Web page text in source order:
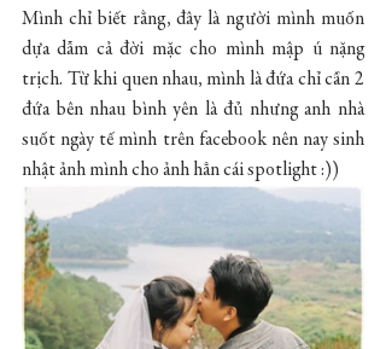
Mình chỉ biết rằng, đây là người mình muốn
dựa dẫm cả đời mặc cho mình mập ú nặng
trịch. Từ khi quen nhau, mình là đứa chỉ cần 2
đứa bên nhau bình yên là đủ nhưng anh nhà
suốt ngày tế mình trên facebook nên nay sinh
nhật ảnh mình cho ảnh hẳn cái spotlight :))